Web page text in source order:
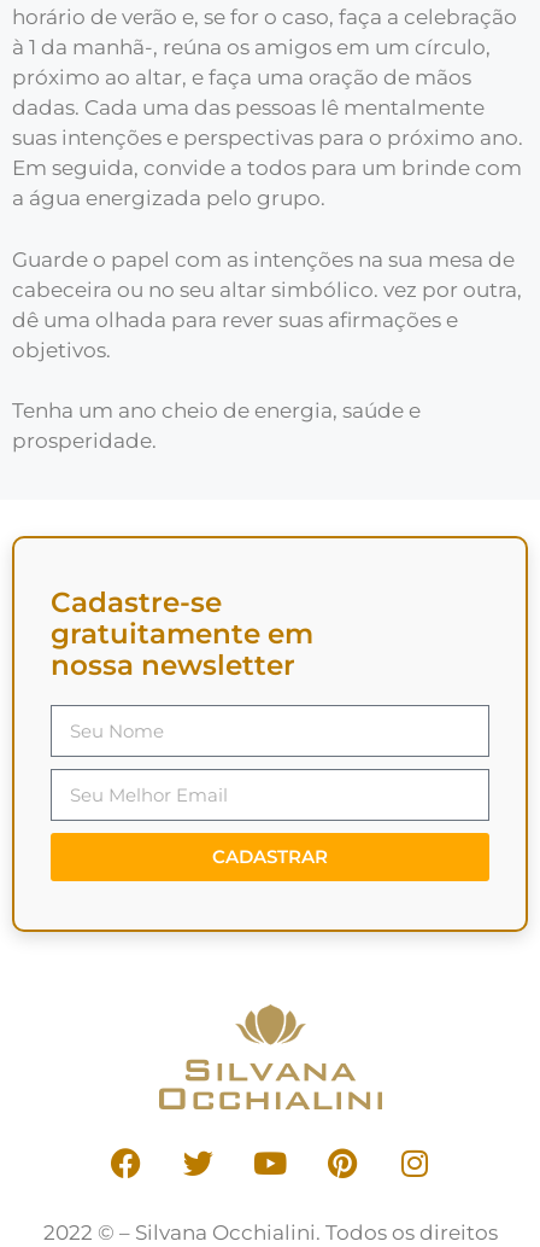
horário de verão e, se for o caso, faça a celebração
à 1 da manhã-, reúna os amigos em um círculo,
próximo ao altar, e faça uma oração de mãos
dadas. Cada uma das pessoas lê mentalmente
suas intenções e perspectivas para o próximo ano.
Em seguida, convide a todos para um brinde com
a água energizada pelo grupo.
Guarde o papel com as intenções na sua mesa de
cabeceira ou no seu altar simbólico. vez por outra,
dê uma olhada para rever suas afirmações e
objetivos.
Tenha um ano cheio de energia, saúde e
prosperidade.
Cadastre-se
gratuitamente em
nossa newsletter
CADASTRAR
2022 © – Silvana Occhialini. Todos os direitos